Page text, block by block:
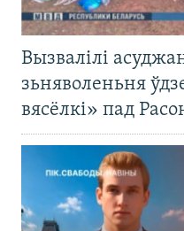
Вызвалілі
зьняволеньня
вясёлкі» пад